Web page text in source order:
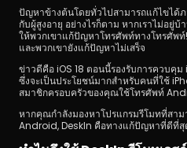
ปัญหาข้างต้นโดยทั่วไปสามารถแก้ไขได้
กับผู้สูงอายุ อย่างไรก็ตาม หากเราไม่อยู่
ให้พวกเขาแก้ปัญหาโทรศัพท์ทางโทรศัพ
และพวกเขายังแก้ปัญหาไม่เสร็จ
ข่าวดีคือ iOS 18 ตอนนี้รองรับการควบคุ
ซึ่งจะเป็นประโยชน์มากสำหรับคนที่ใช้
สมาชิกครอบครัวของคุณใช้โทรศัพท์
หากคุณกำลังมองหาโปรแกรมรีโมทที่สาม
Android, DeskIn คือทางแก้ปัญหาที่ดีที่